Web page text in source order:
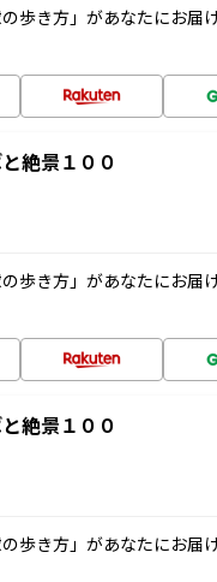
歩き方」があなたにお届
絶景１００
歩き方」があなたにお届
絶景１００
歩き方」があなたにお届